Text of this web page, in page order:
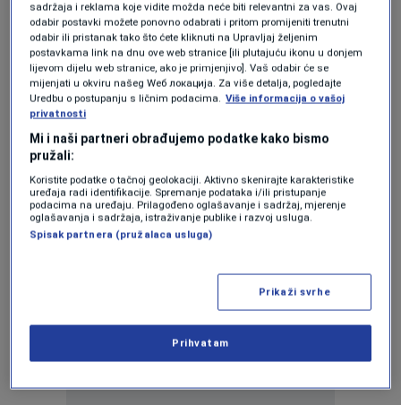
sa komete kako bi naučnici na osnovu njega
mogli prikupiti podatke o porijeklu nebeskih
tijela.
Više tema kao što je ova?
KOMETA
Oglas
sadržaja i reklama koje vidite možda neće biti relevantni za vas. Ovaj
odabir postavki možete ponovno odabrati i pritom promijeniti trenutni
odabir ili pristanak tako što ćete kliknuti na Upravljaj željenim
postavkama link na dnu ove web stranice [ili plutajuću ikonu u donjem
lijevom dijelu web stranice, ako je primjenjivo]. Vaš odabir će se
mijenjati u okviru našeg Wеб локација. Za više detalja, pogledajte
Uredbu o postupanju s ličnim podacima. Više informacija o vašoj
privatnosti
Mi i naši partneri obrađujemo podatke kako bismo
pružali:
Koristite podatke o tačnoj geolokaciji. Aktivno skenirajte karakteristike
uređaja radi identifikacije. Spremanje podataka i/ili pristupanje
podacima na uređaju. Prilagođeno oglašavanje i sadržaj, mjerenje
oglašavanja i sadržaja, istraživanje publike i razvoj usluga.
Spisak partnera (pružalaca usluga)
Prikaži svrhe
Prihvatam